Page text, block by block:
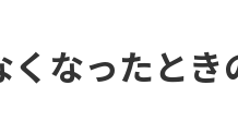
くなったと